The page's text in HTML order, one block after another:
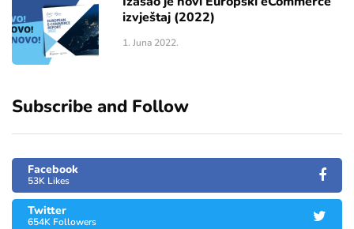
izvještaj (2022)
1. Juna 2022.
Subscribe and Follow
Facebook
53K Likes
Twitter
654K Followers